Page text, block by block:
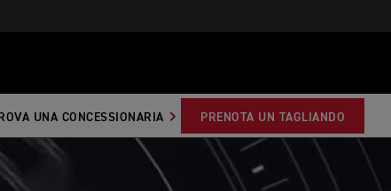
UNA CONCESSIONARIA PRENOTA UN TAGLIANDO